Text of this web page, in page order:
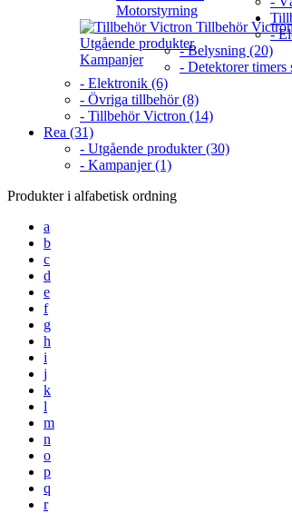
Motorstyrning
Tillbehör
Utgående produkter
Kampanjer
-
- Belysning (20)
- Detektorer timers
- Elektronik (6)
- Övriga tillbehör (8)
- Tillbehör Victron (14)
Rea (31)
- Utgående produkter (30)
- Kampanjer (1)
Produkter i alfabetisk ordning
a
b
c
d
e
f
g
h
i
j
k
l
m
n
o
p
q
r